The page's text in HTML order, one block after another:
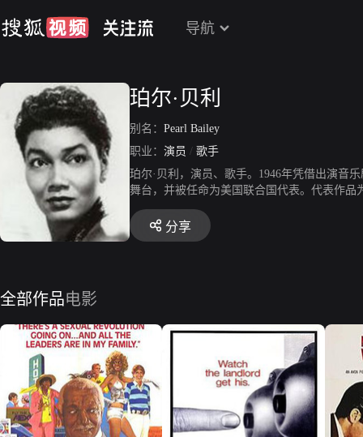
导航
珀尔·贝利
别名： Pearl Bailey
职业： 演员 / 歌手
珀尔·贝利，演员、歌手。1946年凭借出演音
舞台，并被任命为美国联合国代表。代表作
分享
全部作品电影